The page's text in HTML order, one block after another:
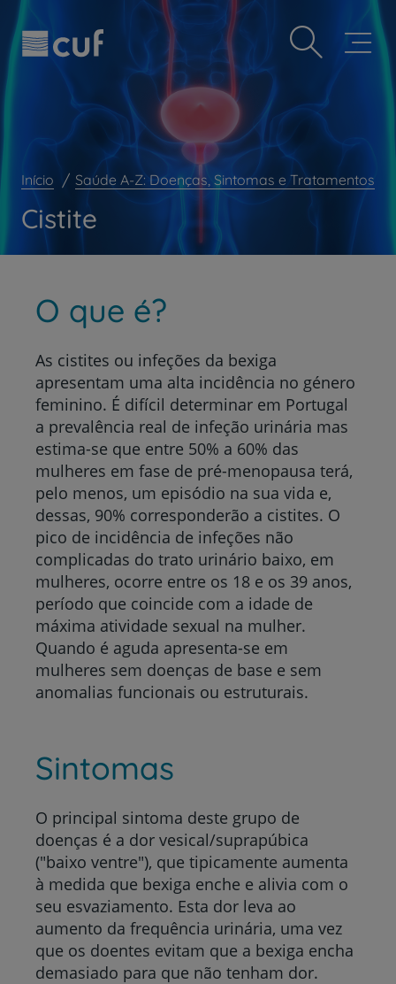
Observação:
este
site
inclui
um
acessibilidade.
Passar
para
conteúdo
principal
Prevenção e bem-estar
Grandes Áreas da Saúde
Serviços CUF
Plano +CUF
My CUF
Clientes e acompanhantes
CUF Academic Center
Para profissionais
Contacte-nos
Início Saúde A-Z: Doenças, Sintomas e Tratamentos
Cistite
O que é?
As cistites ou infeções da bexiga
apresentam uma alta incidência no género
feminino. É difícil determinar em Portugal
a prevalência real de infeção urinária mas
estima-se que entre 50% a 60% das
mulheres em fase de pré-menopausa terá,
pelo menos, um episódio na sua vida e,
dessas, 90% corresponderão a cistites. O
pico de incidência de infeções não
complicadas do trato urinário baixo, em
mulheres, ocorre entre os 18 e os 39 anos,
período que coincide com a idade de
máxima atividade sexual na mulher.
Quando é aguda apresenta-se em
mulheres sem doenças de base e sem
anomalias funcionais ou estruturais.
Sintomas
O principal sintoma deste grupo de
doenças é a dor vesical/suprapúbica
("baixo ventre"), que tipicamente aumenta
à medida que bexiga enche e alivia com o
seu esvaziamento. Esta dor leva ao
aumento da frequência urinária, uma vez
que os doentes evitam que a bexiga encha
demasiado para que não tenham dor.